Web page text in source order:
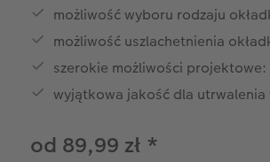
możliwość wyboru rodzaju
możliwość uszlachetnienia
szerokie możliwości
wyjątkowa jakość dla
od 89,99 zł *